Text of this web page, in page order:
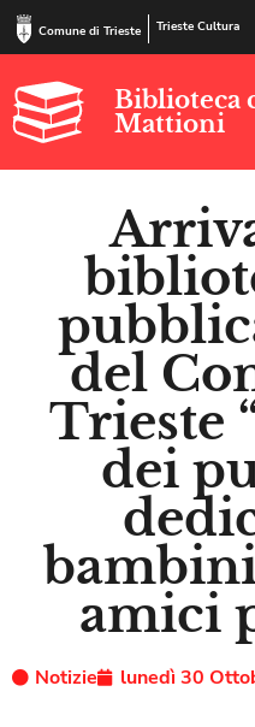
Comune di Trieste Trieste Cultura
Biblioteca
Mattioni
del
Trieste
dei
amici
Notizie lunedì 30